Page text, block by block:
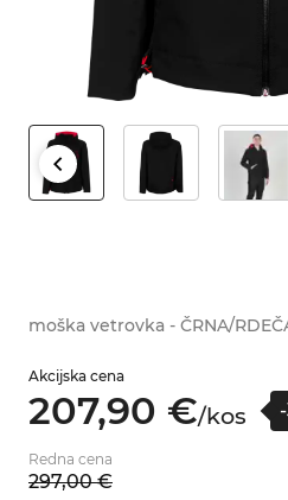
moška vetrovka - ČRNA/
Akcijska cena
207,90 €/kos
Redna cena
297,00 €